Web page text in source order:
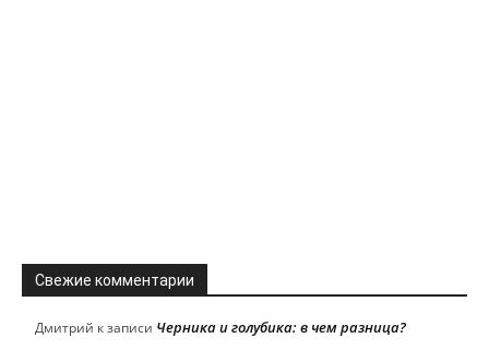
Свежие комментарии
Дмитрий к записи Черника и голубика: в чем разница?